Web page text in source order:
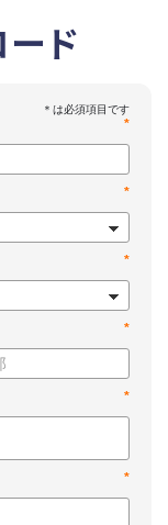
ド
*
*
*
*
*
*